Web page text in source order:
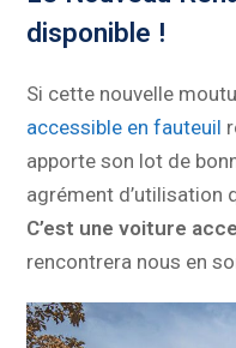
disponible !
Si cette nouvelle
accessible en fauteuil
apporte son lot de
agrément d’utilisation
C’est une voiture
rencontrera nous en